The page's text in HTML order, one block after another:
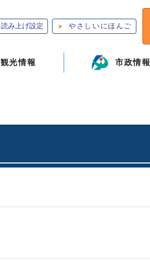
読み上げ設定 やさしいにほんご
観光情報 市政情報